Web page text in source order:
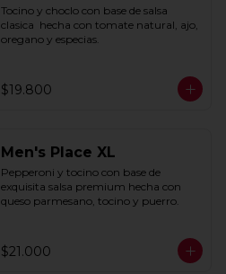
Tocino y choclo con base de salsa
clasica  hecha con tomate natural, ajo,
oregano y especias.
$19.800
Men's Place XL
Pepperoni y tocino con base de
exquisita salsa premium hecha con
queso parmesano, tocino y puerro.
$21.000